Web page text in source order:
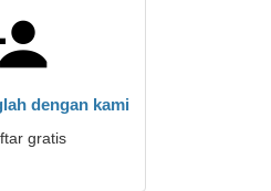
dengan kami
gratis